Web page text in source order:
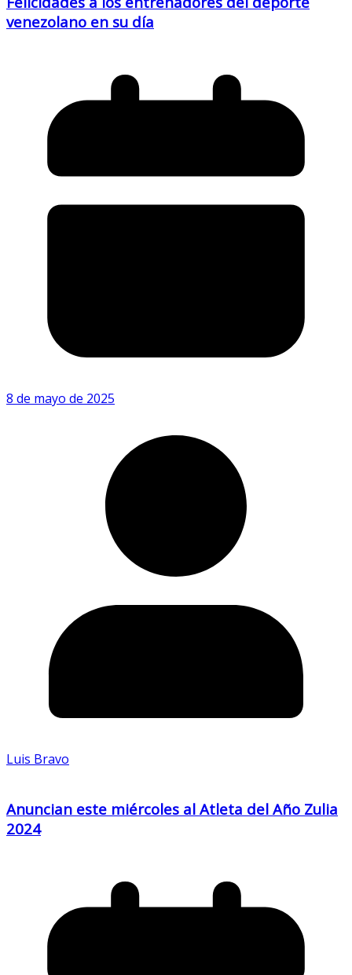
venezolano en su día
8 de mayo de 2025
Luis Bravo
Anuncian este miércoles al Atleta del Año Zulia
2024